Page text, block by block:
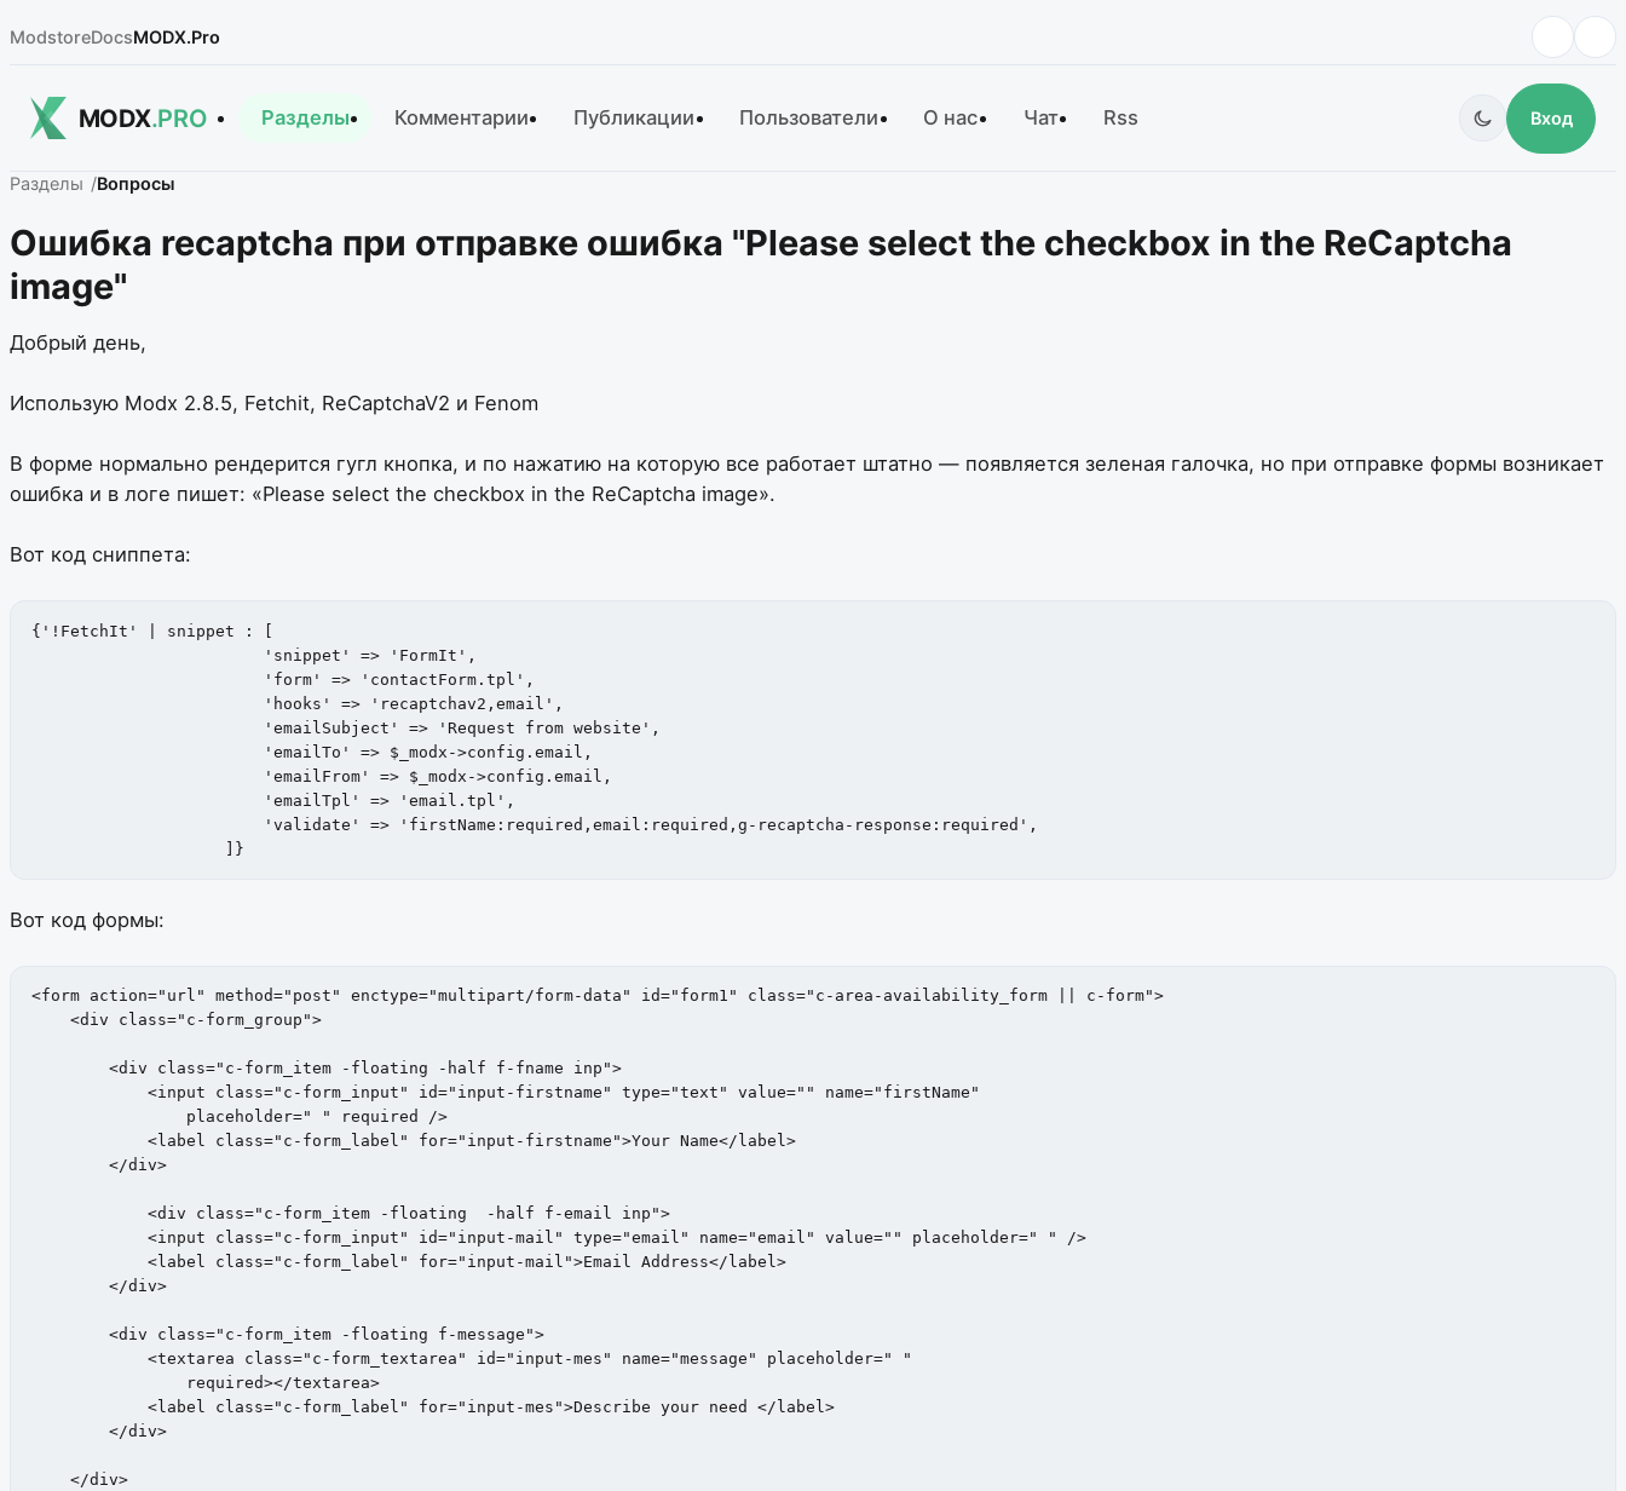
ModstoreDocsMODX.Pro
MODX.PRO Разделы Комментарии Публикации Пользователи О нас Чат Rss Вход
Разделы Вопросы
Ошибка recaptcha при отправке ошибка "Please select the checkbox in the ReCaptcha
image"
Добрый день,
Использую Modx 2.8.5, Fetchit, ReCaptchaV2 и Fenom
В форме нормально рендерится гугл кнопка, и по нажатию на которую все работает штатно — появляется зеленая галочка, но при отправке формы возникает
ошибка и в логе пишет: «Please select the checkbox in the ReCaptcha image».
Вот код сниппета:
{'!FetchIt' | snippet : [
                    ]}
Вот код формы:
<form action="url" method="post" enctype="multipart/form-data" id="form1" class="c-area-availability_form || c-form">
    <div class="c-form_group">
        <div class="c-form_item -floating -half f-fname inp">
            <input class="c-form_input" id="input-firstname" type="text" value="" name="firstName"
                placeholder=" " required />
            <label class="c-form_label" for="input-firstname">Your Name</label>
        </div>
            <div class="c-form_item -floating  -half f-email inp">
            <input class="c-form_input" id="input-mail" type="email" name="email" value="" placeholder=" " />
            <label class="c-form_label" for="input-mail">Email Address</label>
        </div>
        <div class="c-form_item -floating f-message">
            <textarea class="c-form_textarea" id="input-mes" name="message" placeholder=" "
                required></textarea>
            <label class="c-form_label" for="input-mes">Describe your need </label>
        </div>
    </div>